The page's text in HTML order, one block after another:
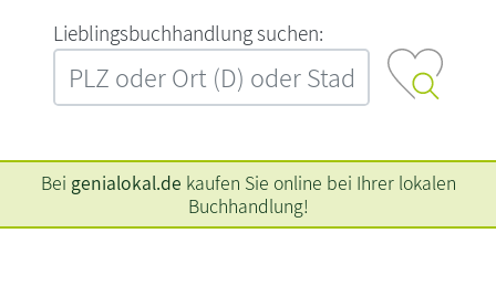
L‍i‍e‍b‍l‍i‍n‍g‍s‍b‍u‍c‍h‍h‍a‍n‍d‍l‍u‍n‍g‍ ‍s‍u‍c‍h‍e‍n‍:‍
Bei genialokal.de kaufen Sie online bei Ihrer lokalen
Buchhandlung!